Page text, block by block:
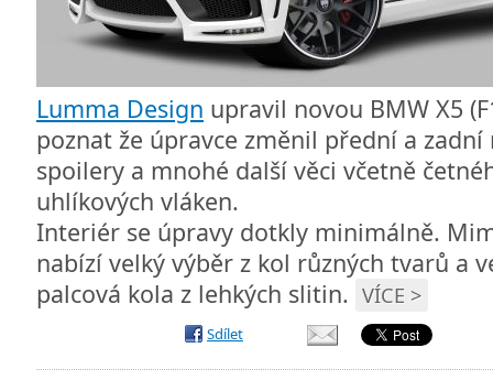
Lumma Design upravil novou BMW X5
poznat že úpravce změnil přední a
spoilery a mnohé další věci včetně
uhlíkových vláken.
Interiér se úpravy dotkly minimálně.
nabízí velký výběr z kol různých tvarů a
palcová kola z lehkých slitin. VÍCE >
Sdílet